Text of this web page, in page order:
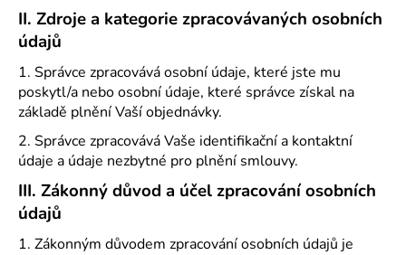
II. Zdroje a kategorie zpracovávaných osobních
údajů
1. Správce zpracovává osobní údaje, které jste mu
poskytl/a nebo osobní údaje, které správce získal na
základě plnění Vaší objednávky.
2. Správce zpracovává Vaše identifikační a kontaktní
údaje a údaje nezbytné pro plnění smlouvy.
III. Zákonný důvod a účel zpracování osobních
údajů
1. Zákonným důvodem zpracování osobních údajů je